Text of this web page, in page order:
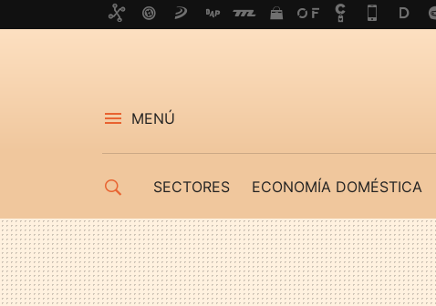
MENÚ
SECTORES ECONOMÍA DOMÉSTICA